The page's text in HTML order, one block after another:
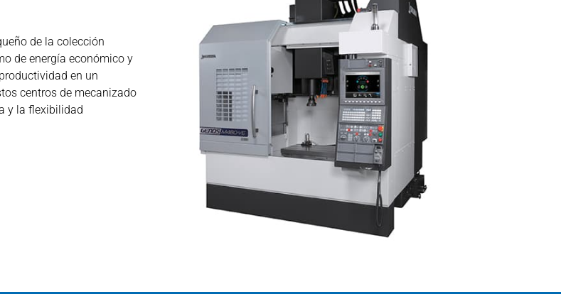
de la colección
de energía económico y
en un
centros de mecanizado
y la flexibilidad